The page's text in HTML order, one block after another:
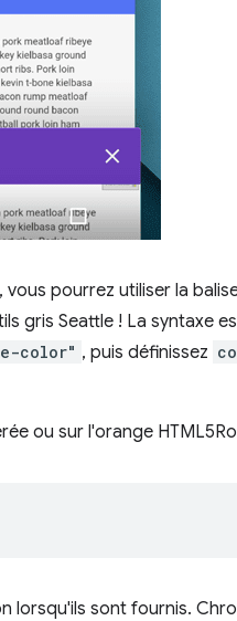
pourrez utiliser la
gris Seattle ! La syntaxe
color" , puis définissez
ou sur l'orange
lorsqu'ils sont fournis.